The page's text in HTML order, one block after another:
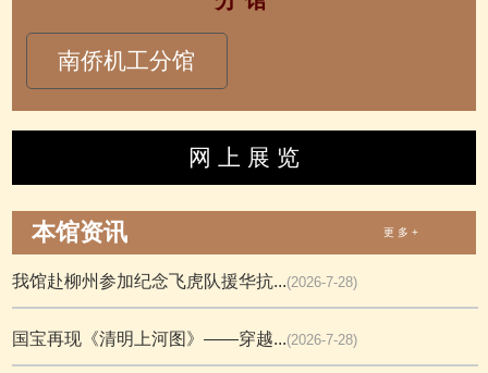
南侨机工分馆
网 上 展 览
本馆资讯 更 多 +
我馆赴柳州参加纪念飞虎队援华抗...(2026-7-28)
国宝再现《清明上河图》——穿越...(2026-7-28)